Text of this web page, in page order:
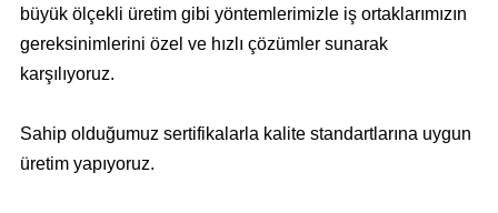
büyük ölçekli üretim gibi yöntemlerimizle iş ortaklarımızın
gereksinimlerini özel ve hızlı çözümler sunarak
karşılıyoruz.
Sahip olduğumuz sertifikalarla kalite standartlarına uygun
üretim yapıyoruz.